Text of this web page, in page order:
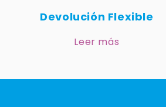
Devolución Flexible
Leer más